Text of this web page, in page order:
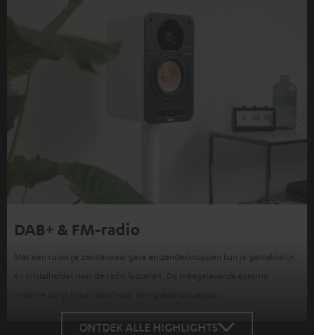
DAB+ & FM-radio
Met een ruisvrije zenderweergave en zenderknoppen kun je gemakkelijk
en kristalhelder naar de radio luisteren. De meegeleverde externe
ONTDEK ALLE HIGHLIGHTS